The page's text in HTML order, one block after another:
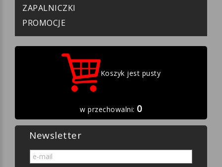
ZAPALNICZKI
PROMOCJE
Koszyk jest pusty
w przechowalni: 0
Newsletter